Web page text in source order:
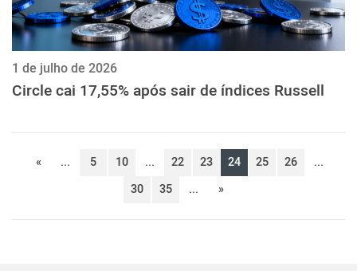
1 de julho de 2026
Circle cai 17,55% após sair de índices Russell
« ... 5 10 ... 22 23 24 25 26
...
30
35 ... »